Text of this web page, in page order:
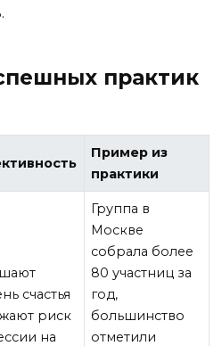
практик
Пример из
практики
счастья
риск
на
Группа в
Москве
собрала более
80 участниц за
год,
большинство
отметили